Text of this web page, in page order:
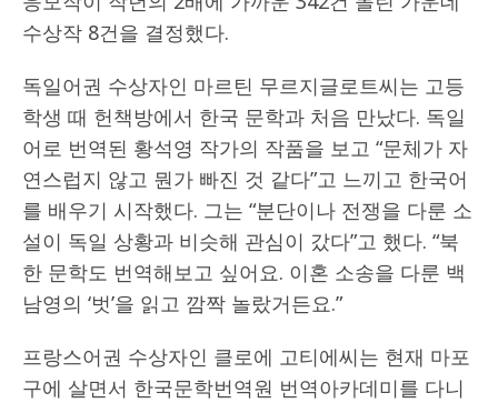
수상작 8건을 결정했다.
독일어권 수상자인 마르틴 무르지글로트씨는 고등
학생 때 헌책방에서 한국 문학과 처음 만났다. 독일
어로 번역된 황석영 작가의 작품을 보고 “문체가 자
연스럽지 않고 뭔가 빠진 것 같다”고 느끼고 한국어
를 배우기 시작했다. 그는 “분단이나 전쟁을 다룬 소
설이 독일 상황과 비슷해 관심이 갔다”고 했다. “북
한 문학도 번역해보고 싶어요. 이혼 소송을 다룬 백
남영의 ‘벗’을 읽고 깜짝 놀랐거든요.”
프랑스어권 수상자인 클로에 고티에씨는 현재 마포
구에 살면서 한국문학번역원 번역아카데미를 다니